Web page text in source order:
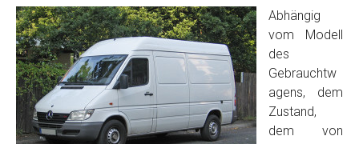
PLZ und Ort
Foto Nr. 1
Abhängig
vom Modell
des
Gebrauchtw
agens, dem
Zustand,
dem von